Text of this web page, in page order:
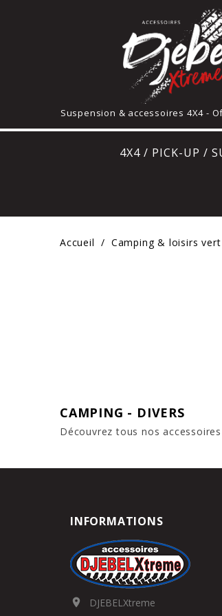
Suspension & accessoires 4X4 -
4X4 / PICK-UP /
Accueil Camping & loisirs vert
CAMPING - DIVERS
Découvrez tous nos
INFORMATIONS

DJEBELXtreme